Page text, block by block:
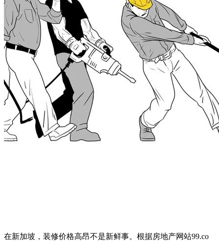
在新加坡，装修价格高昂不是新鲜事。根据房地产网站99.co